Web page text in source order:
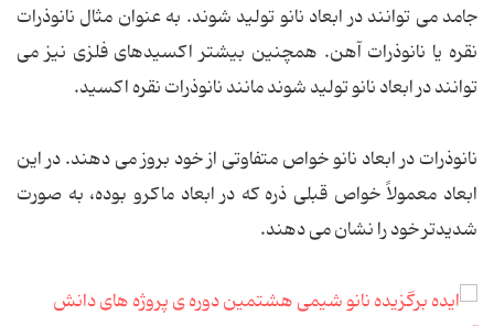
جامد می توانند در ابعاد نانو تولید شوند. به عنوان مثال نانوذرات
نقره یا نانوذرات آهن. همچنین بیشتر اکسیدهای فلزی نیز می
توانند در ابعاد نانو تولید شوند مانند نانوذرات نقره اکسید.
نانوذرات در ابعاد نانو خواص متفاوتی از خود بروز می دهند. در این
ابعاد معمولاً خواص قبلی ذره که در ابعاد ماکرو بوده، به صورت
شدیدتر خود را نشان می دهند.